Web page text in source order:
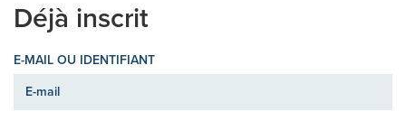
Déjà inscrit
E-MAIL OU IDENTIFIANT